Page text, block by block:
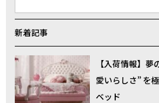
新着記事
【入荷情報】
愛いらしさ” を
ベッド